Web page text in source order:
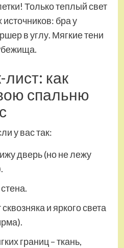
Только теплый свет
источников: бра у
в углу. Мягкие тени
как
спальню
у вас так:
дверь (но не лежу
и яркого света
границ – ткань,